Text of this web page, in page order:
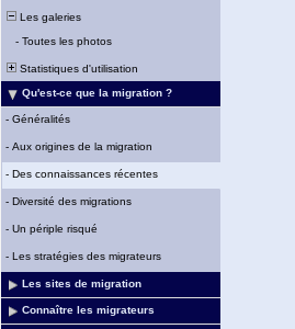
Les galeries
- Toutes les photos
Statistiques d'utilisation
Qu'est-ce que la migration ?
- Généralités
- Aux origines de la migration
- Des connaissances récentes
- Diversité des migrations
- Un périple risqué
- Les stratégies des migrateurs
Les sites de migration
Connaître les migrateurs